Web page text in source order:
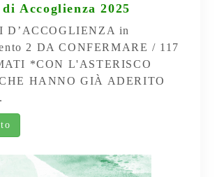
Accoglienza 2025
D’ACCOGLIENZA in
2 DA CONFERMARE / 117
*CON L'ASTERISCO
HANNO GIÀ ADERITO